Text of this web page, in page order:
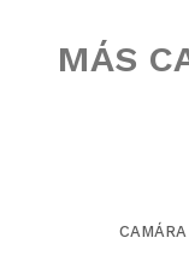
MÁS